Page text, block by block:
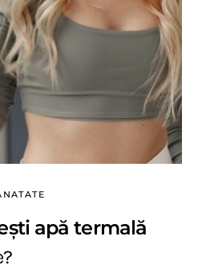
apă termală